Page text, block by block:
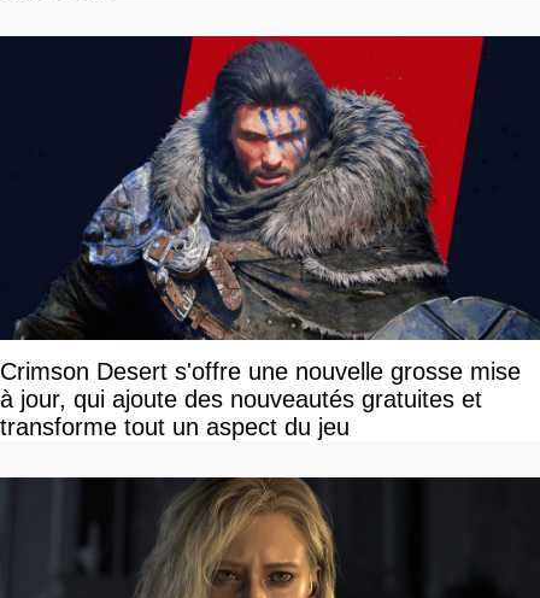
Crimson Desert s'offre une nouvelle grosse mise
à jour, qui ajoute des nouveautés gratuites et
transforme tout un aspect du jeu